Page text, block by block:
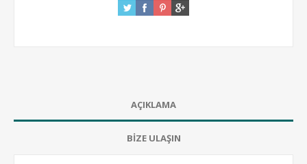
AÇIKLAMA
BİZE ULAŞIN